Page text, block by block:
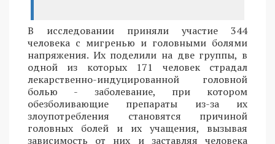
В исследовании приняли участие 344
человека с мигренью и головными болями
напряжения. Их поделили на две группы, в
одной из которых 171 человек страдал
лекарственно-индуцированной головной
болью - заболевание, при котором
обезболивающие препараты из-за их
злоупотребления становятся причиной
головных болей и их учащения, вызывая
зависимость от них и заставляя человека